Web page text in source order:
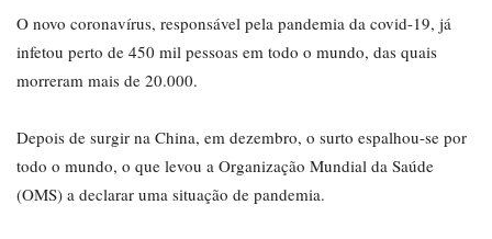
O novo coronavírus, responsável pela pandemia da covid-19, já
infetou perto de 450 mil pessoas em todo o mundo, das quais
morreram mais de 20.000.
Depois de surgir na China, em dezembro, o surto espalhou-se por
todo o mundo, o que levou a Organização Mundial da Saúde
(OMS) a declarar uma situação de pandemia.